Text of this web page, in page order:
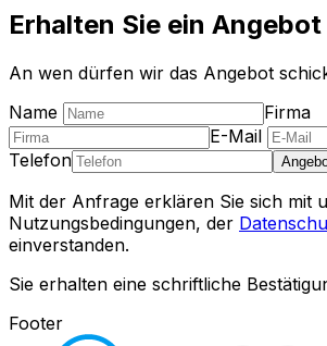
Erhalten Sie ein Angebot
An wen dürfen wir das Angebot
Name
Firma
E-Mail
Telefon
Mit der Anfrage erklären Sie sich mit
Nutzungsbedingungen, der
einverstanden.
Sie erhalten eine schriftliche
Footer